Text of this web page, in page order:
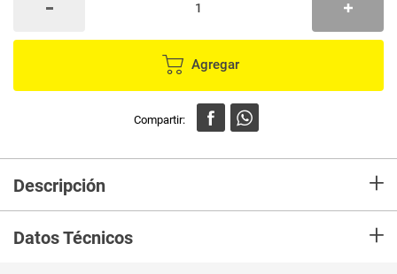
Agregar
Descripción +
Datos Técnicos +